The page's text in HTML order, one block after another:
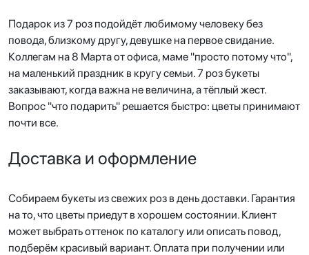
Подарок из 7 роз подойдёт любимому человеку без
повода, близкому другу, девушке на первое свидание.
Коллегам на 8 Марта от офиса, маме "просто потому что",
на маленький праздник в кругу семьи. 7 роз букеты
заказывают, когда важна не величина, а тёплый жест.
Вопрос "что подарить" решается быстро: цветы принимают
почти все.
Доставка и оформление
Собираем букеты из свежих роз в день доставки. Гарантия
на то, что цветы приедут в хорошем состоянии. Клиент
может выбрать оттенок по каталогу или описать повод,
подберём красивый вариант. Оплата при получении или